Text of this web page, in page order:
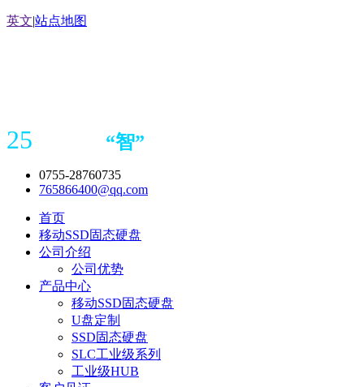
英文|站点地图
25 “智”
0755-28760735
765866400@qq.com
首页
移动SSD固态硬盘
公司介绍
公司优势
产品中心
移动SSD固态硬盘
U盘定制
SSD固态硬盘
SLC工业级系列
工业级HUB